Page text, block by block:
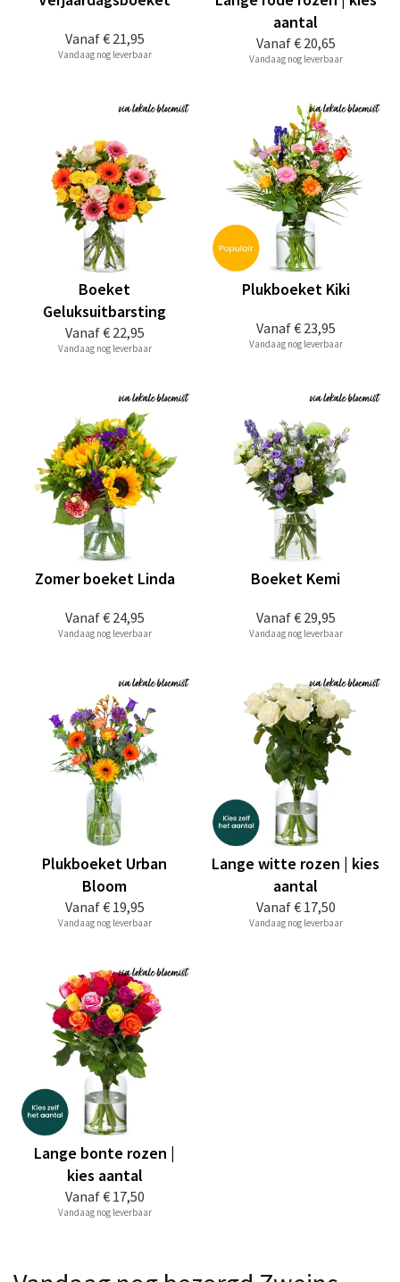
Vanaf€ 21,95
Vandaag nog leverbaar
Vanaf€ 20,65
aantal
Vandaag nog leverbaar
Vanaf€ 22,95
Boeket
Geluksuitbarsting
Vandaag nog leverbaar
Vanaf€ 23,95
Plukboeket Kiki
Vandaag nog leverbaar
Vanaf€ 24,95
Zomer boeket Linda
Vandaag nog leverbaar
Vanaf€ 29,95
Boeket Kemi
Vandaag nog leverbaar
Vanaf€ 19,95
Plukboeket Urban
Bloom
Vandaag nog leverbaar
Vanaf€ 17,50
Lange witte rozen | kies
aantal
Vandaag nog leverbaar
Vanaf€ 17,50
Lange bonte rozen |
kies aantal
Vandaag nog leverbaar